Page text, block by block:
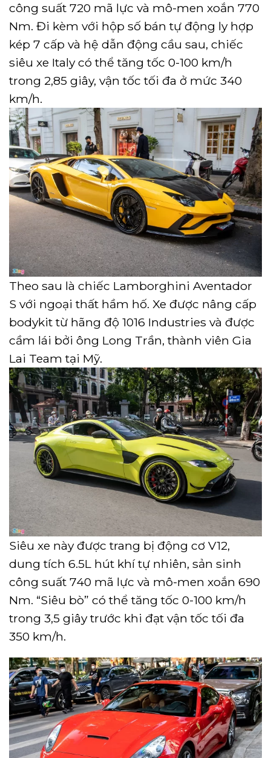
công suất 720 mã lực và mô-men xoắn 770
Nm. Đi kèm với hộp số bán tự động ly hợp
kép 7 cấp và hệ dẫn động cầu sau, chiếc
siêu xe Italy có thể tăng tốc 0-100 km/h
trong 2,85 giây, vận tốc tối đa ở mức 340
km/h.
Theo sau là chiếc Lamborghini Aventador
S với ngoại thất hầm hố. Xe được nâng cấp
bodykit từ hãng độ 1016 Industries và được
cầm lái bởi ông Long Trần, thành viên Gia
Lai Team tại Mỹ.
Siêu xe này được trang bị động cơ V12,
dung tích 6.5L hút khí tự nhiên, sản sinh
công suất 740 mã lực và mô-men xoắn 690
Nm. “Siêu bò” có thể tăng tốc 0-100 km/h
trong 3,5 giây trước khi đạt vận tốc tối đa
350 km/h.